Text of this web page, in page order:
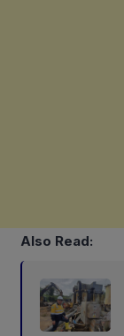
Also Read: